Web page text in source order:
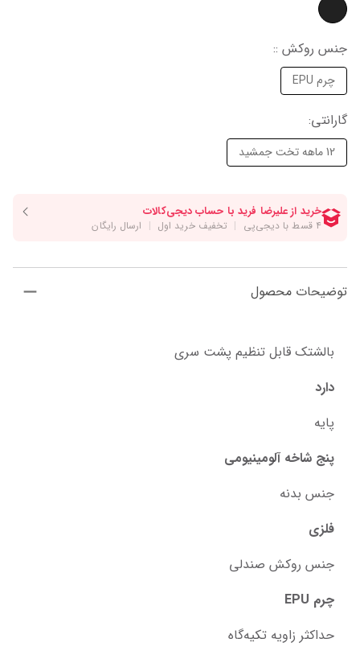
جنس روکش ::
چرم EPU
گارانتی‌:
12 ماهه تخت جمشید
توضیحات محصول
بالشتک قابل تنظیم پشت سری
دارد
پایه
پنج شاخه آلومینیومی
جنس بدنه
فلزی
جنس روکش صندلی
چرم EPU
حداکثر زاویه تکیه‌گاه